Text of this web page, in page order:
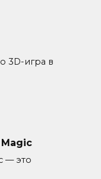
3D-игра в
— это